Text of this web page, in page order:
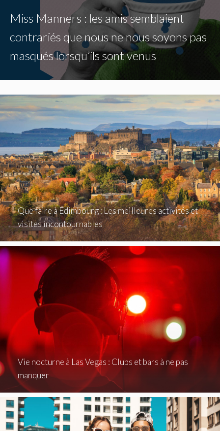
Miss Manners : les amis semblaient
contrariés que nous ne nous soyons pas
masqués lorsqu’ils sont venus
Que faire à Édimbourg : Les meilleures activités et
visites incontournables
Vie nocturne à Las Vegas : Clubs et bars à ne pas
manquer